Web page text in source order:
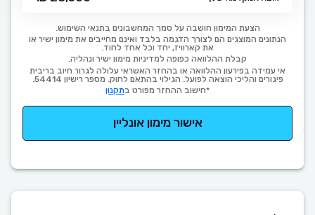
הצעת המימון חושבה על סמך המחשבונים בתנאי השימוש.
הנתונים המוצגים הם לצורך הדגמה בלבד ואינם מחייבים את מימון ישיר או
את קארוויז, יחד וכל אחד לחוד.
קבלת ההלוואה כפופה למדיניות מימון ישיר ונהליה.
אי עמידה בפירעון ההלוואה או בהחזר האשראי עלולה לגרור חיוב בריבית
פיגורים והליכי הוצאה לפועל. הגילוי בהתאם לחוק. מספר רישיון 54414.
*חישוב ההחזר מפורט בתקנון
אישור מימון אונליין